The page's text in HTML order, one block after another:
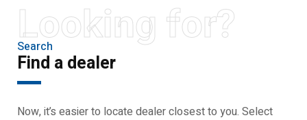
Looking for?
Search
Find a dealer
Now, it’s easier to locate dealer closest to you. Select